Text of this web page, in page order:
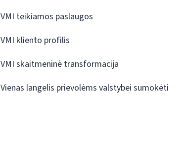
VMI teikiamos paslaugos
VMI kliento profilis
VMI skaitmeninė transformacija
Vienas langelis prievolėms valstybei sumokėti